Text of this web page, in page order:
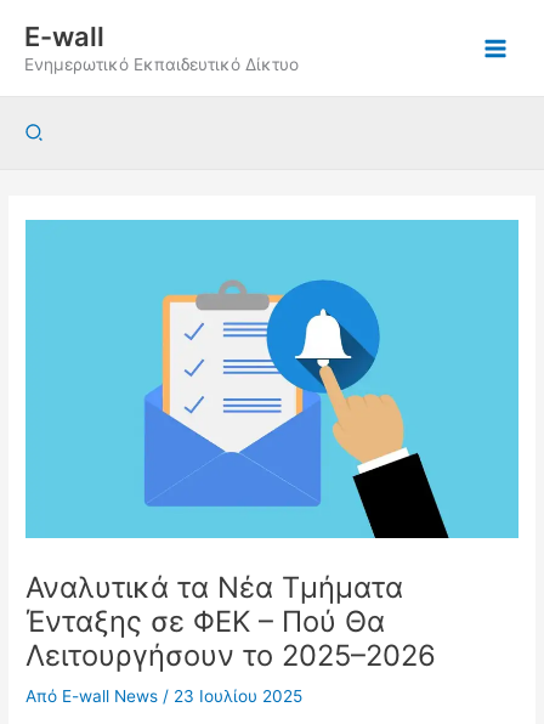
περιεχόμενο
E-wall
Ενημερωτικό Εκπαιδευτικό Δίκτυο
Αναζήτηση
Αναλυτικά τα Νέα Τμήματα
Ένταξης σε ΦΕΚ – Πού Θα
Λειτουργήσουν το 2025–2026
Από E-wall News / 23 Ιουλίου 2025